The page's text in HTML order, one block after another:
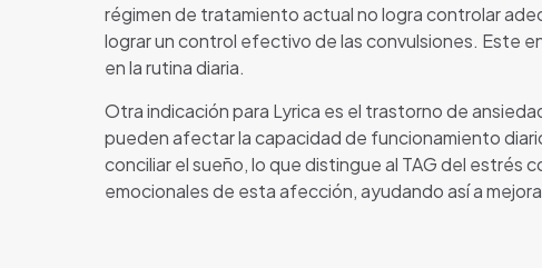
régimen de tratamiento actual no logra controlar
lograr un control efectivo de las convulsiones. Este
en la rutina diaria.
Otra indicación para Lyrica es el trastorno de
pueden afectar la capacidad de funcionamiento
conciliar el sueño, lo que distingue al TAG del
emocionales de esta afección, ayudando así a